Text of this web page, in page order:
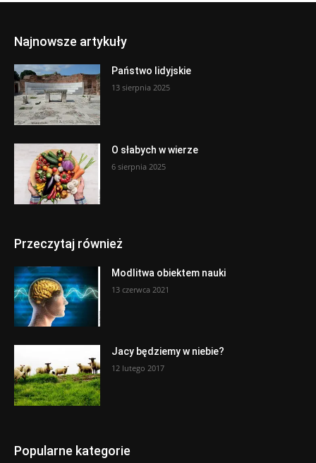
Najnowsze artykuły
Państwo lidyjskie
13 sierpnia 2025
O słabych w wierze
6 sierpnia 2025
Przeczytaj również
Modlitwa obiektem nauki
13 czerwca 2021
Jacy będziemy w niebie?
12 lutego 2017
Popularne kategorie